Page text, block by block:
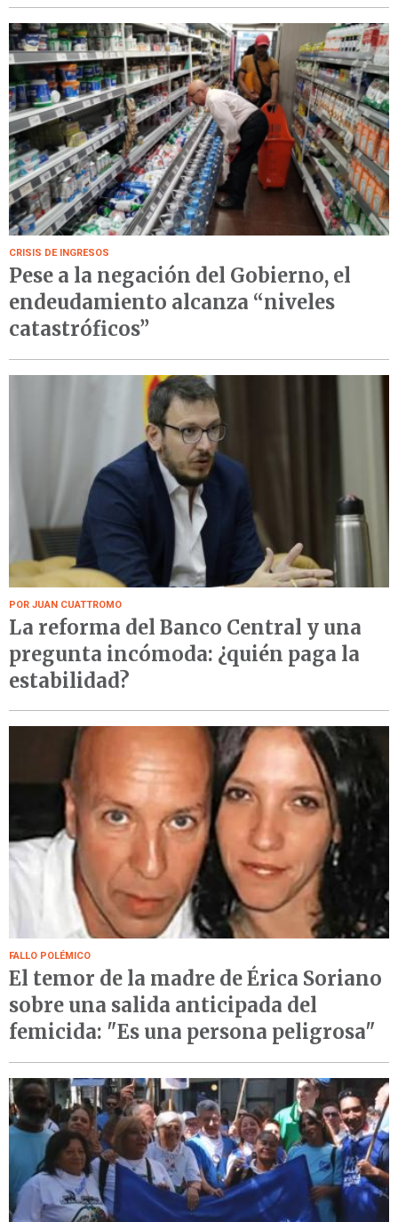
CRISIS DE INGRESOS
Pese a la negación del Gobierno, el
endeudamiento alcanza “niveles
catastróficos”
POR JUAN CUATTROMO
La reforma del Banco Central y una
pregunta incómoda: ¿quién paga la
estabilidad?
FALLO POLÉMICO
El temor de la madre de Érica Soriano
sobre una salida anticipada del
femicida: "Es una persona peligrosa"